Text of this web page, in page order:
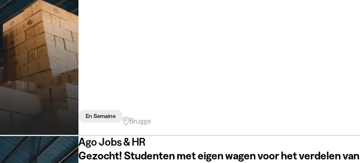
En Semaine
Brugge
Ago Jobs & HR
Gezocht! Studenten met eigen wagen voor het verdelen van